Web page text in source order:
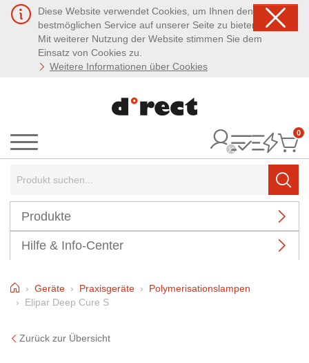
Diese Website verwendet Cookies, um Ihnen den
bestmöglichen Service auf unserer Seite zu bieten.
Mit weiterer Nutzung der Website stimmen Sie dem
Einsatz von Cookies zu.
Weitere Informationen über Cookies
Menü
0
Produkte
Hilfe & Info-Center
HomeGeräte Praxisgeräte
Polymerisationslampen
Elipar Deep Cure S
Zurück zur Übersicht